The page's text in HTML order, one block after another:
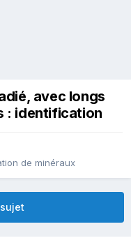
avec longs
: identification
de minéraux